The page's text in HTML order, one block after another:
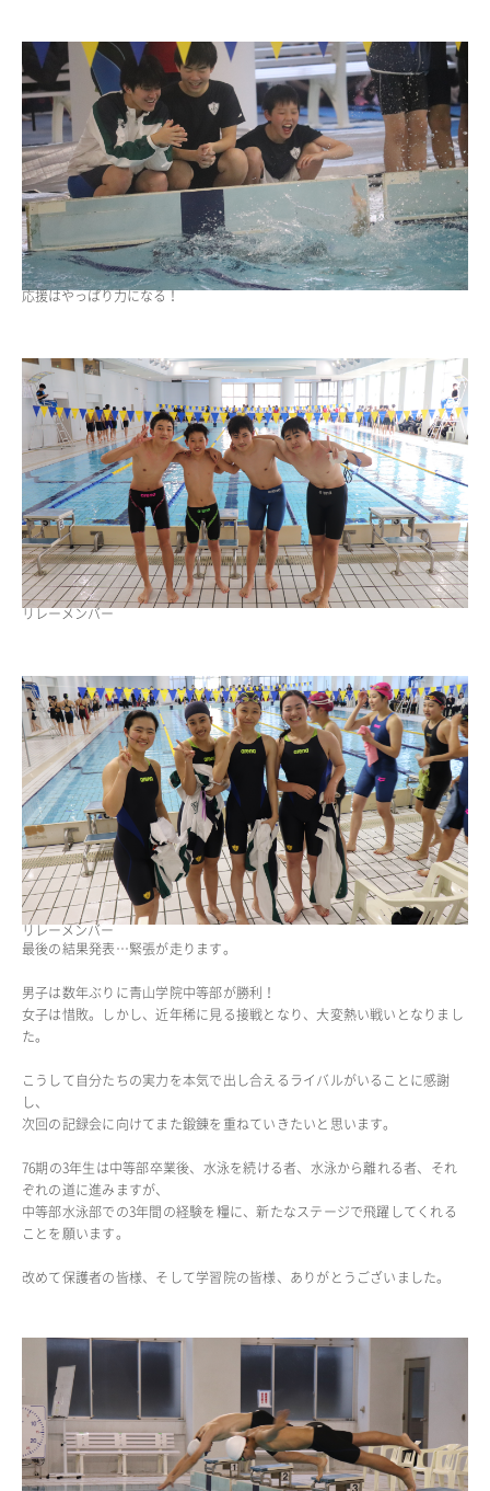
応援はやっぱり力になる！
リレーメンバー
リレーメンバー
最後の結果発表…緊張が走ります。
男子は数年ぶりに青山学院中等部が勝利！
女子は惜敗。しかし、近年稀に見る接戦となり、大変熱い戦いとなりまし
た。
こうして自分たちの実力を本気で出し合えるライバルがいることに感謝
し、
次回の記録会に向けてまた鍛錬を重ねていきたいと思います。
76期の3年生は中等部卒業後、水泳を続ける者、水泳から離れる者、それ
ぞれの道に進みますが、
中等部水泳部での3年間の経験を糧に、新たなステージで飛躍してくれる
ことを願います。
改めて保護者の皆様、そして学習院の皆様、ありがとうございました。